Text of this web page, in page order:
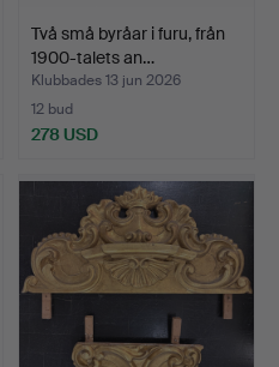
Två små byråar i furu, från
1900-talets an…
Klubbades 13 jun 2026
12 bud
278 USD